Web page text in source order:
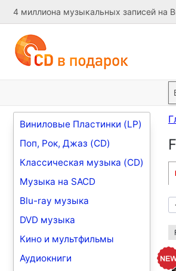
4 миллиона музыкальных записей на
Виниловые Пластинки (LP)
Поп, Рок, Джаз (CD)
Классическая музыка (CD)
Музыка на SACD
Blu-ray музыка
DVD музыка
Кино и мультфильмы
Аудиокниги